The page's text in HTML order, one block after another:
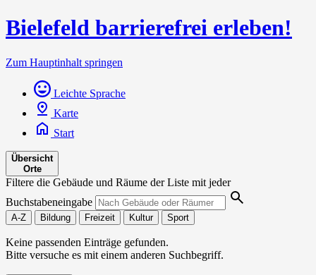
Bielefeld barrierefrei erleben!
Zum Hauptinhalt springen
Leichte Sprache
Karte
Start
Übersicht
Orte
Filtere die Gebäude und Räume der Liste mit jeder
Buchstabeneingabe
A-Z Bildung Freizeit Kultur Sport
Keine passenden Einträge gefunden.
Bitte versuche es mit einem anderen Suchbegriff.